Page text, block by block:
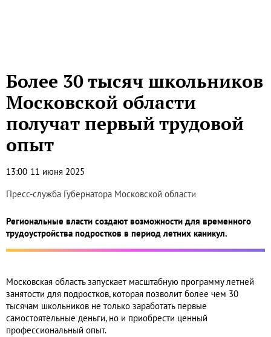
Более 30 тысяч школьников
Московской области
получат первый трудовой
опыт
13:00 11 июня 2025
Пресс-служба Губернатора Московской области
Региональные власти создают возможности для временного
трудоустройства подростков в период летних каникул.
Московская область запускает масштабную программу летней
занятости для подростков, которая позволит более чем 30
тысячам школьников не только заработать первые
самостоятельные деньги, но и приобрести ценный
профессиональный опыт.